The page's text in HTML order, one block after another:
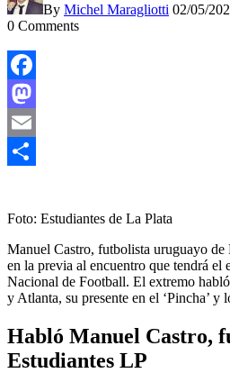
By Michel Maragliotti 02/05/
0 Comments
Facebook
Mastodon
Email
Foto: Estudiantes de La Plata
Manuel Castro, futbolista uruguayo de
en la previa al encuentro que tendrá el
Nacional de Football. El extremo
y Atlanta, su presente en el ‘Pincha’ y
Habló Manuel Castro,
Estudiantes LP